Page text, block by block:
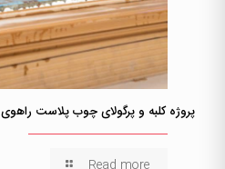
پروژه کلبه و پرگولای چوب پلاست راهوی